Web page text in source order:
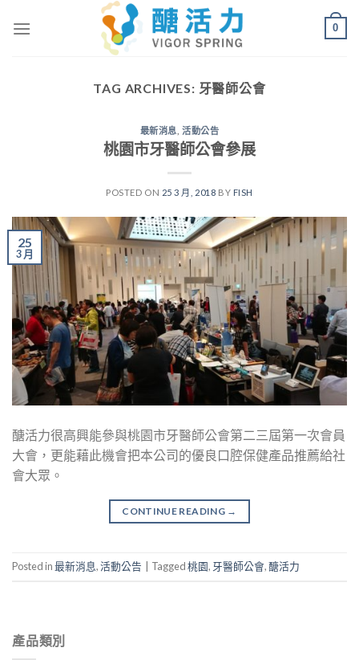
0
TAG ARCHIVES: 牙醫師公會
最新消息 ,活動公告
桃園市牙醫師公會參展
POSTED ON 25 3 月, 2018 BY FISH
25
3 月
醣活力很高興能參與桃園市牙醫師公會第二三屆第一次會員
大會，更能藉此機會把本公司的優良口腔保健產品推薦給社
會大眾。
CONTINUE READING →
Posted in最新消息,活動公告 Tagged桃園, 牙醫師公會,醣活力
產品類別